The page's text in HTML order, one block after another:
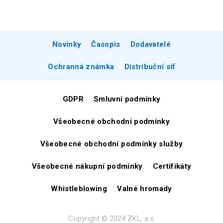
Novinky Časopis Dodavatelé
Ochranná známka Distribuční síť
GDPR Smluvní podmínky
Všeobecné obchodní podmínky
Všeobecné obchodní podmínky služby
Všeobecné nákupní podmínky Certifikáty
Whistleblowing Valné hromady
Copyright © 2024 ZKL, a.s.